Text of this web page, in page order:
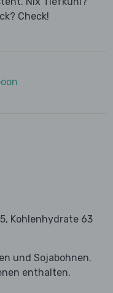
Check!
Kohlenhydrate 63
und Sojabohnen.
enthalten.